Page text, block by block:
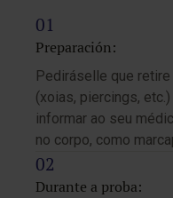
Preparación:
Pediráselle que
(xoias, piercings,
informar ao seu
no corpo, como
Durante a proba: